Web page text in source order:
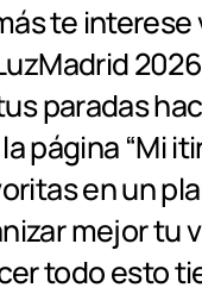
te interese
paradas
página “Mi
en un
mejor tu
todo esto